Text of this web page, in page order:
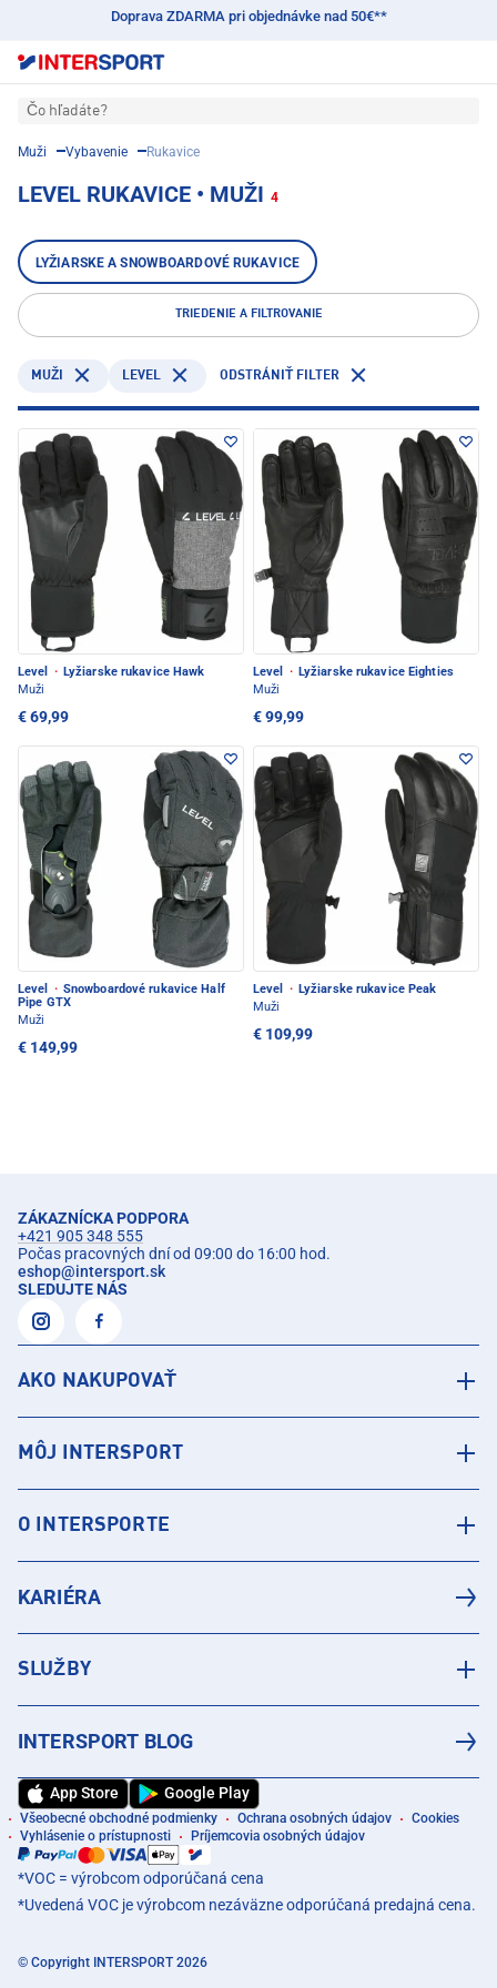
Doprava ZDARMA pri objednávke nad 50€**
Čo hľadáte?
Muži Vybavenie Rukavice
LEVEL RUKAVICE • MUŽI 4
LYŽIARSKE A SNOWBOARDOVÉ RUKAVICE
TRIEDENIE A FILTROVANIE
MUŽI LEVEL ODSTRÁNIŤ FILTER
Level · Lyžiarske rukavice Hawk
Muži
€ 69,99
Level · Lyžiarske rukavice Eighties
Muži
€ 99,99
Level · Snowboardové rukavice Half
Pipe GTX
Muži
€ 149,99
Level · Lyžiarske rukavice Peak
Muži
€ 109,99
ZÁKAZNÍCKA PODPORA
+421 905 348 555
Počas pracovných dní od 09:00 do 16:00 hod.
eshop@intersport.sk
SLEDUJTE NÁS
AKO NAKUPOVAŤ
MÔJ INTERSPORT
O INTERSPORTE
KARIÉRA
SLUŽBY
INTERSPORT BLOG
App Store Google Play
Všeobecné obchodné podmienky Ochrana osobných údajov
Cookies
Vyhlásenie o prístupnosti
Príjemcovia osobných údajov
*VOC = výrobcom odporúčaná cena
*Uvedená VOC je výrobcom nezáväzne odporúčaná predajná cena.
© Copyright INTERSPORT 2026